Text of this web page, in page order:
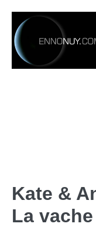
Kate &
La